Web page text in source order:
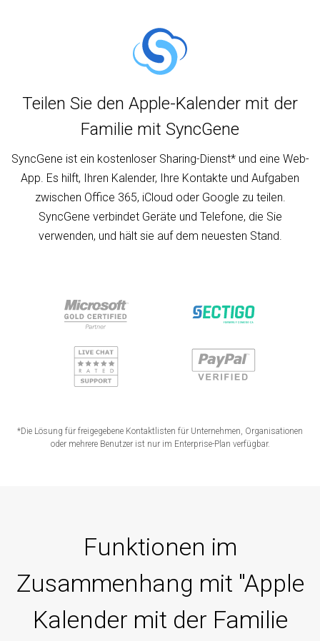
Teilen Sie den Apple-Kalender mit der
Familie mit SyncGene
SyncGene ist ein kostenloser Sharing-Dienst* und eine Web-
App. Es hilft, Ihren Kalender, Ihre Kontakte und Aufgaben
zwischen Office 365, iCloud oder Google zu teilen.
SyncGene verbindet Geräte und Telefone, die Sie
verwenden, und hält sie auf dem neuesten Stand.
*Die Lösung für freigegebene Kontaktlisten für Unternehmen, Organisationen
oder mehrere Benutzer ist nur im Enterprise-Plan verfügbar.
Funktionen im
Zusammenhang mit "Apple
Kalender mit der Familie